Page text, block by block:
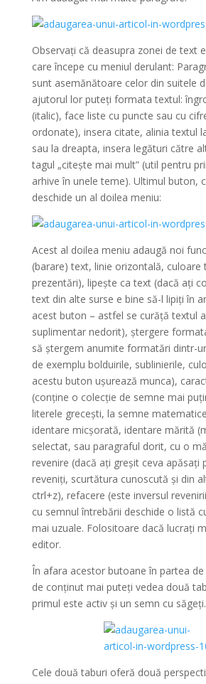
Observați că deasupra zonei de text
care începe cu meniul derulant:
sunt asemănătoare celor din suitele
ajutorul lor puteți formata textul:
(italic), face liste cu puncte sau cu
ordonate), insera citate, alinia textul
sau la dreapta, insera legături către
tagul „citește mai mult” (util pentru
arhive în unele teme). Ultimul buton,
deschide un al doilea meniu:
Acest al doilea meniu adaugă noi
(barare) text, linie orizontală, culoare
prezentări), lipește ca text (dacă ați
text din alte surse e bine să-l lipiți în
acest buton – astfel se curăță textul
suplimentar nedorit), ștergere
să ștergem anumite formatări dintr-
de exemplu bolduirile, sublinierile,
acestu buton ușurează munca),
(conține o colecție de semne mai
literele grecești, la semne
identare micșorată, identare mărită
selectat, sau paragraful dorit, cu o
revenire (dacă ați greșit ceva apăsați
reveniți, scurtătura cunoscută și din
ctrl+z), refacere (este inversul
cu semnul întrebării deschide o listă
mai uzuale. Folositoare dacă lucrați
editor.
În afara acestor butoane în partea de
de conținut mai puteți vedea două
primul este activ și un semn cu săgeți.
Cele două taburi oferă două